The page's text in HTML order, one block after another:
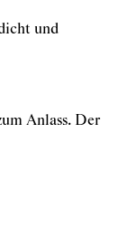
und
Anlass. Der